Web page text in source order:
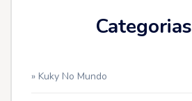
Categorias
» Kuky No Mundo